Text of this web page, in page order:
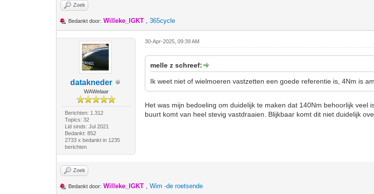
Zoek
Bedankt door: Willeke_IGKT ,365cycle
datakneder
WAWelaar
Berichten: 1.312
Topics: 32
Lid sinds: Jul 2021
Bedankt: 852
2733 x bedankt in 1235
berichten
30-Apr-2025, 09:39 AM
melle z schreef:
Ik weet niet of wielmoeren vastzetten een goede referentie is, 4Nm is
Het was mijn bedoeling om duidelijk te maken dat 140Nm behoorlijk veel
buurt komt van heel stevig vastdraaien. Blijkbaar komt dit niet duidelijk
Zoek
Bedankt door: Willeke_IGKT ,Wim -de roetsende